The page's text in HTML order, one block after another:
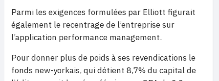
Parmi les exigences formulées par Elliott figurait
également le recentrage de l’entreprise sur
l’application performance management.
Pour donner plus de poids à ses revendications le
fonds new-yorkais, qui détient 8,7% du capital de